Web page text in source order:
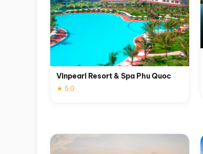
Vinpearl Resort & Spa Phu Quoc
★ 5.0